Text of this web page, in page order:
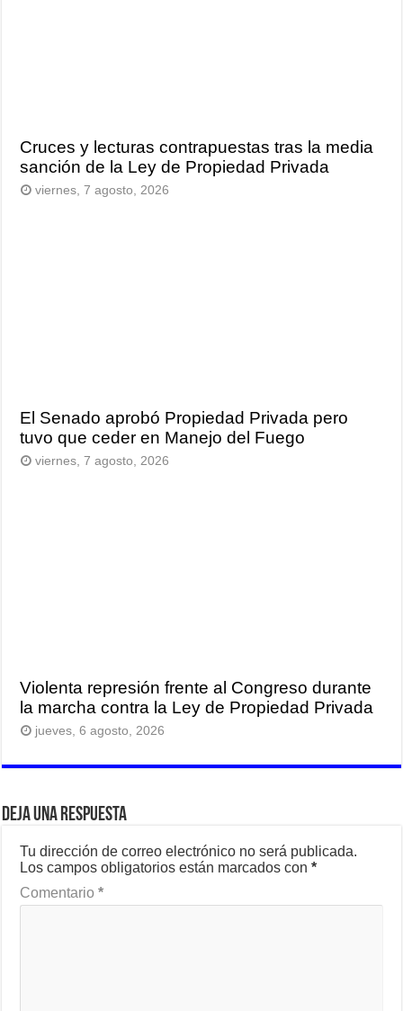
Cruces y lecturas contrapuestas tras la media
sanción de la Ley de Propiedad Privada
viernes, 7 agosto, 2026
El Senado aprobó Propiedad Privada pero
tuvo que ceder en Manejo del Fuego
viernes, 7 agosto, 2026
Violenta represión frente al Congreso durante
la marcha contra la Ley de Propiedad Privada
jueves, 6 agosto, 2026
Deja una respuesta
Tu dirección de correo electrónico no será publicada.
Los campos obligatorios están marcados con*
Comentario*